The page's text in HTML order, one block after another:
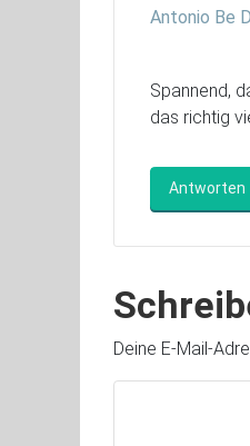
Antonio Be
Spannend,
das richtig
Antworten
Deine E-Mail-